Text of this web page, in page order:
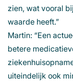
zien, wat vooral
waarde heeft.”
Martin: “Een
betere
uiteindelijk ook